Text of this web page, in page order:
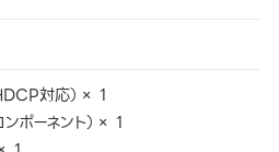
対応）× 1
ポーネント）× 1